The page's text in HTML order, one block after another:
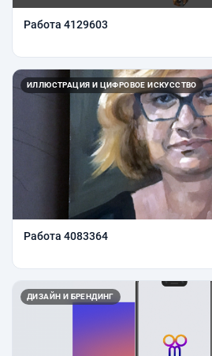
Работа 4129603
ИЛЛЮСТРАЦИЯ И ЦИФРОВОЕ ИСКУССТВО
Работа 4083364
ДИЗАЙН И БРЕНДИНГ